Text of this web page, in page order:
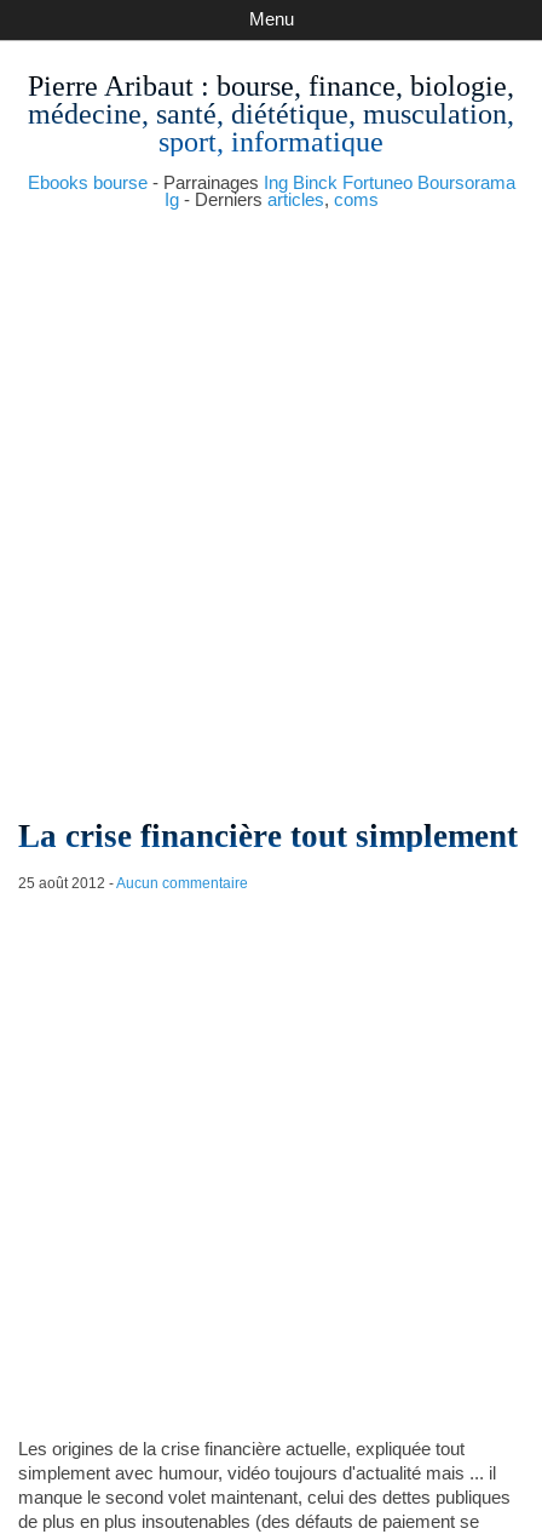
Pierre Aribaut : bourse, finance, biologie,
médecine, santé, diététique, musculation,
sport, informatique
Ebooks bourse- Parrainages Ing Binck Fortuneo Boursorama
Ig- Derniers articles, coms
Menu
La crise financière tout simplement
25 août 2012 -Aucun commentaire
Les origines de la crise financière actuelle, expliquée tout
simplement avec humour, vidéo toujours d'actualité mais ... il
manque le second volet maintenant, celui des dettes publiques
de plus en plus insoutenables (des défauts de paiement se